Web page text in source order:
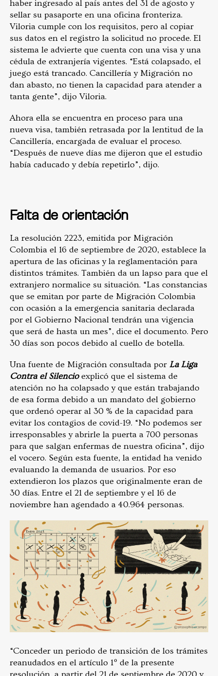
haber ingresado al país antes del 31 de agosto y
sellar su pasaporte en una oficina fronteriza.
Viloria cumple con los requisitos, pero al copiar
sus datos en el registro la solicitud no procede. El
sistema le advierte que cuenta con una visa y una
cédula de extranjería vigentes. “Está colapsado, el
juego está trancado. Cancillería y Migración no
dan abasto, no tienen la capacidad para atender a
tanta gente”, dijo Viloria.
Ahora ella se encuentra en proceso para una
nueva visa, también retrasada por la lentitud de la
Cancillería, encargada de evaluar el proceso.
“Después de nueve días me dijeron que el estudio
había caducado y debía repetirlo”, dijo.
Falta de orientación
La resolución 2223, emitida por Migración
Colombia el 16 de septiembre de 2020, establece la
apertura de las oficinas y la reglamentación para
distintos trámites. También da un lapso para que el
extranjero normalice su situación. “Las constancias
que se emitan por parte de Migración Colombia
con ocasión a la emergencia sanitaria declarada
por el Gobierno Nacional tendrán una vigencia
que será de hasta un mes”, dice el documento. Pero
30 días son pocos debido al cuello de botella.
Una fuente de Migración consultada por La Liga
Contra el Silencioexplicó que el sistema de
atención no ha colapsado y que están trabajando
de esa forma debido a un mandato del gobierno
que ordenó operar al 30 % de la capacidad para
evitar los contagios de covid-19. “No podemos ser
irresponsables y abrirle la puerta a 700 personas
para que salgan enfermas de nuestra oficina”, dijo
el vocero. Según esta fuente, la entidad ha venido
evaluando la demanda de usuarios. Por eso
extendieron los plazos que originalmente eran de
30 días. Entre el 21 de septiembre y el 16 de
noviembre han agendado a 40.964 personas.
“Conceder un periodo de transición de los trámites
reanudados en el artículo 1º de la presente